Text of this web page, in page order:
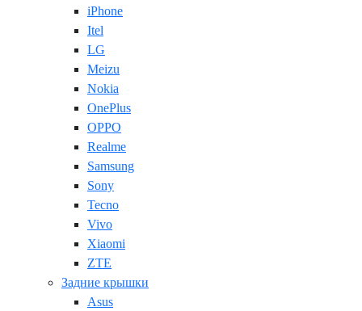
iPhone
Itel
LG
Meizu
Nokia
OnePlus
OPPO
Realme
Samsung
Sony
Tecno
Vivo
Xiaomi
ZTE
Задние крышки
Asus